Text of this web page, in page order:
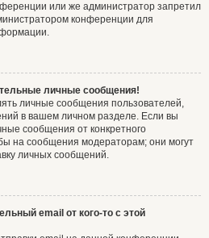
или же администратор запретил
конференции для
личные сообщения!
личные сообщения пользователей,
в вашем личном разделе. Если вы
сообщения от конкретного
на сообщения модераторам; они могут
личных сообщений.
email от кого-то с этой